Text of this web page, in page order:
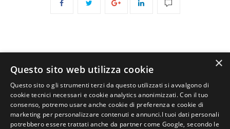
Copyright ©2021, MASTERX Tutti i diritti riservati.
×
Questo sito web utilizza cookie
Questo sito o gli strumenti terzi da questo utilizzati si avvalgono di
cookie tecnici necessari e cookie analytics anonimizzati. Con il tuo
consenso, potremo usare anche cookie di preferenza e cookie di
marketing per personalizzare contenuti e annunci.I tuoi dati personali
potrebbero essere trattati anche da partner come Google, secondo le